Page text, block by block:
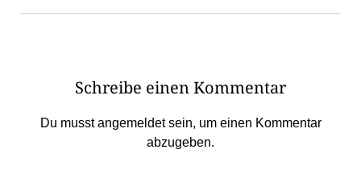
Schreibe einen Kommentar
Du musstangemeldetsein, um einen Kommentar
abzugeben.